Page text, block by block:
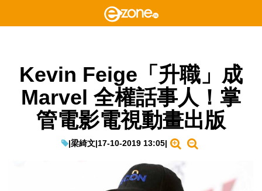
Kevin Feige「升職」成
Marvel 全權話事人！掌
管電影電視動畫出版
|梁綺文|17-10-2019 13:05|